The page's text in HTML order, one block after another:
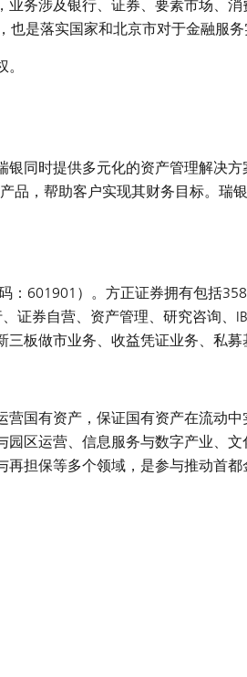
务涉及银行、证券、要素市场、
是落实国家和北京市对于金融服务
同时提供多元化的资产管理解决
，帮助客户实现其财务目标。瑞
601901）。方正证券拥有包括
券自营、资产管理、研究咨询、
板做市业务、收益凭证业务、私募
国有资产，保证国有资产在流动
区运营、信息服务与数字产业、
担保等多个领域，是参与推动首都